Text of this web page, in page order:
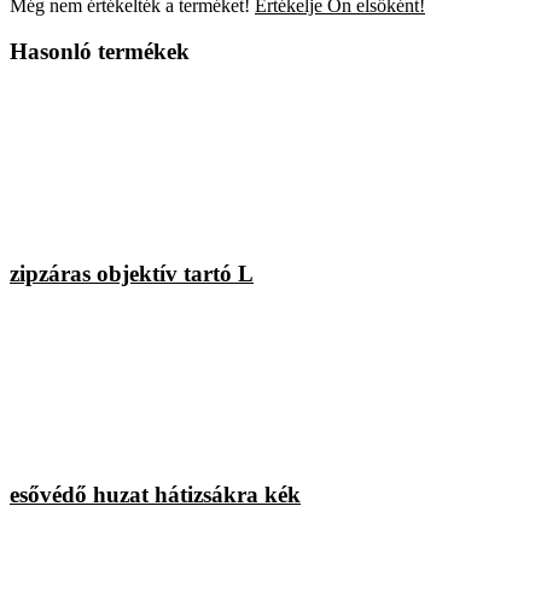
Még nem értékelték a terméket! Értékelje Ön elsőként!
Hasonló termékek
zipzáras objektív tartó L
esővédő huzat hátizsákra kék